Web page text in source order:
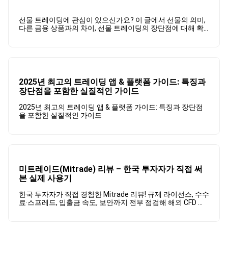
선물 트레이딩에 관심이 있으신가요? 이 글에서 선물의 의미,
다른 금융 상품과의 차이, 선물 트레이딩의 장단점에 대해 확
2025년 최고의 트레이딩 앱 & 플랫폼 가이드: 특징과
장단점을 포함한 실질적인 가이드
2025년 최고의 트레이딩 앱 & 플랫폼 가이드: 특징과 장단점
을 포함한 실질적인 가이드
미트레이드(Mitrade) 리뷰 – 한국 투자자가 직접 써
본 실제 사용기
한국 투자자가 직접 경험한 Mitrade 리뷰! 규제 라이선스, 수수
료·스프레드, 입출금 속도, 보안까지 전부 점검해 해외 CFD 거